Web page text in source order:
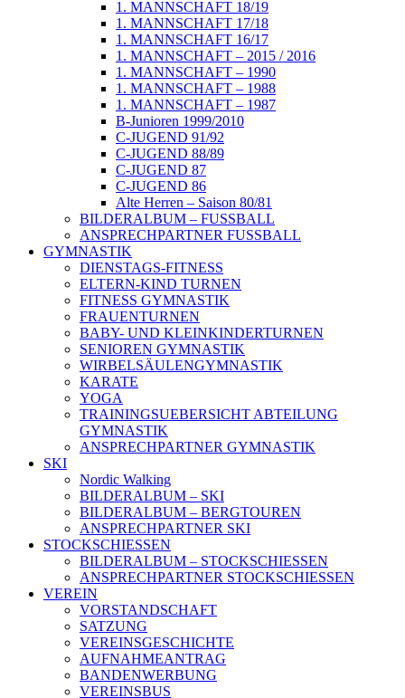
1. MANNSCHAFT 18/19
1. MANNSCHAFT 17/18
1. MANNSCHAFT 16/17
1. MANNSCHAFT – 2015 / 2016
1. MANNSCHAFT – 1990
1. MANNSCHAFT – 1988
1. MANNSCHAFT – 1987
B-Junioren 1999/2010
C-JUGEND 91/92
C-JUGEND 88/89
C-JUGEND 87
C-JUGEND 86
Alte Herren – Saison 80/81
BILDERALBUM – FUSSBALL
ANSPRECHPARTNER FUSSBALL
GYMNASTIK
DIENSTAGS-FITNESS
ELTERN-KIND TURNEN
FITNESS GYMNASTIK
FRAUENTURNEN
BABY- UND KLEINKINDERTURNEN
SENIOREN GYMNASTIK
WIRBELSÄULENGYMNASTIK
KARATE
YOGA
TRAININGSUEBERSICHT ABTEILUNG
GYMNASTIK
ANSPRECHPARTNER GYMNASTIK
SKI
Nordic Walking
BILDERALBUM – SKI
BILDERALBUM – BERGTOUREN
ANSPRECHPARTNER SKI
STOCKSCHIESSEN
BILDERALBUM – STOCKSCHIESSEN
ANSPRECHPARTNER STOCKSCHIESSEN
VEREIN
VORSTANDSCHAFT
SATZUNG
VEREINSGESCHICHTE
AUFNAHMEANTRAG
BANDENWERBUNG
VEREINSBUS